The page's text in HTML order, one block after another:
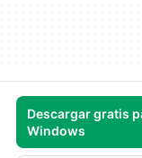
Descargar gratis
Windows